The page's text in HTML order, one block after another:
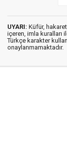
UYARI: Küfür,
içeren, imla kuralları
Türkçe karakter
onaylanmamaktadır.